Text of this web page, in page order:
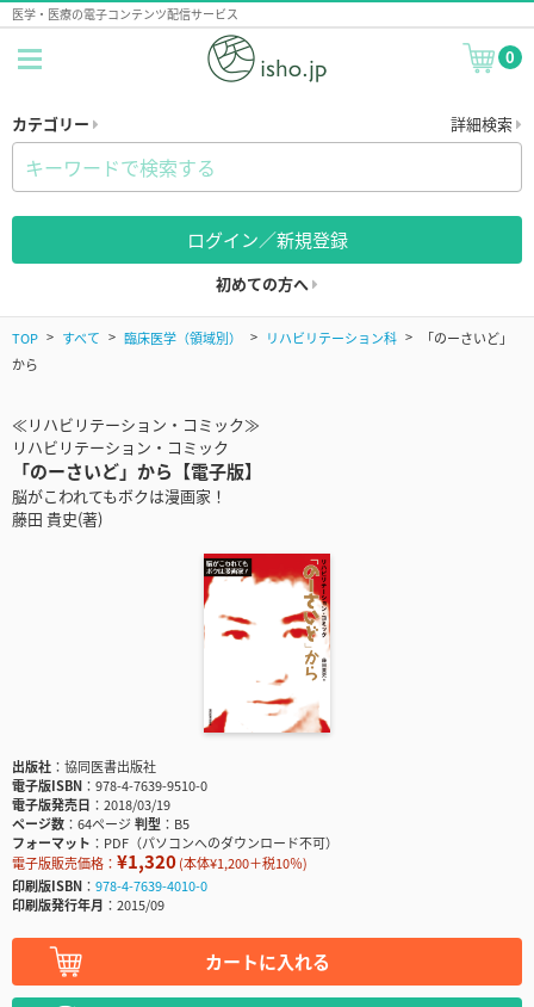
医学・医療の電子コンテンツ配信サービス
0
カテゴリー 詳細検索
ログイン／新規登録
初めての方へ
TOP すべて 臨床医学（領域別） リハビリテーション科
「のーさいど」
から
≪リハビリテーション・コミック≫
リハビリテーション・コミック
「のーさいど」から【電子版】
脳がこわれてもボクは漫画家！
藤田 貴史(著)
出版社
協同医書出版社
電子版ISBN
978-4-7639-9510-0
電子版発売日
2018/03/19
ページ数
64ページ判型
B5
フォーマット
PDF（パソコンへのダウンロード不可）
電子版販売価格： ¥1,320(本体¥1,200＋税10％)
印刷版ISBN
978-4-7639-4010-0
印刷版発行年月
2015/09
カートに入れる